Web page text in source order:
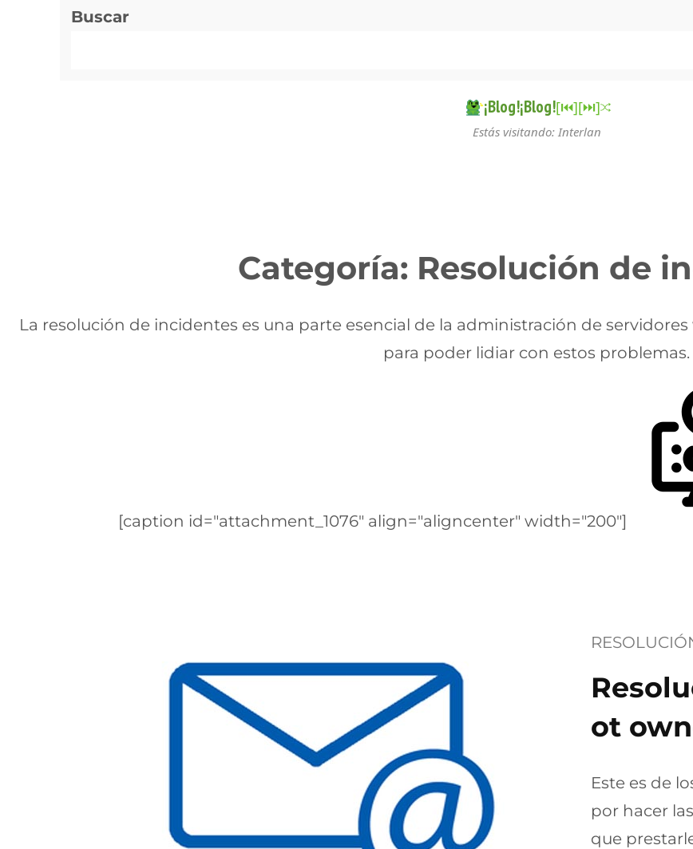
Buscar
¡Blog!¡Blog![⏮︎][⏭︎]
Estás visitando: Interlan
Categoría: Resolución de
La resolución de incidentes es una parte esencial de la administración de
para poder lidiar con estos problemas.
[caption id="attachment_1076" align="aligncenter" width="200"]
ot
Este es de
por hacer
que